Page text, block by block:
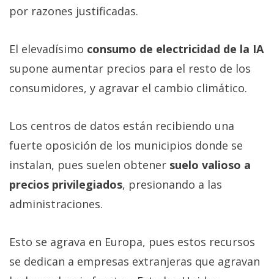
por razones justificadas.
El elevadísimo consumo de electricidad de la IA
supone aumentar precios para el resto de los
consumidores, y agravar el cambio climático.
Los centros de datos están recibiendo una
fuerte oposición de los municipios donde se
instalan, pues suelen obtener suelo valioso a
precios privilegiados, presionando a las
administraciones.
Esto se agrava en Europa, pues estos recursos
se dedican a empresas extranjeras que agravan